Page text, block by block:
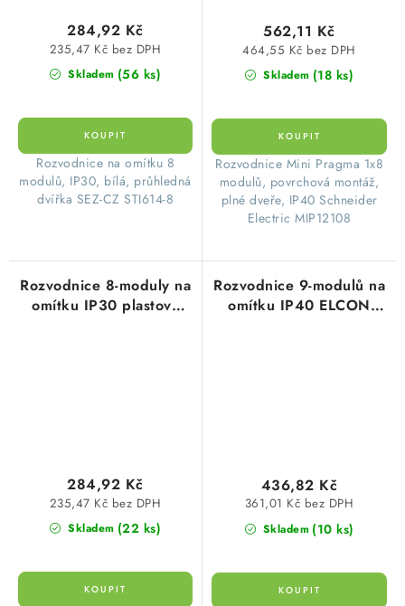
Skladem (56 ks)
235,47 Kč bez DPH
284,92 Kč
​Rozvodnice na omítku 8
modulů, IP30, bílá, průhledná
dvířka SEZ-CZ STI614-8
Skladem (18 ks)
464,55 Kč bez DPH
562,11 Kč
​Rozvodnice Mini Pragma 1x8
modulů, povrchová montáž,
plné dveře, IP40 Schneider
Electric MIP12108
Rozvodnice 8-moduly na
omítku IP30 plastová
Skladem (22 ks)
235,47 Kč bez DPH
284,92 Kč
Rozvodnice 9-modulů na
omítku IP40 ELCON
Skladem (10 ks)
361,01 Kč bez DPH
436,82 Kč